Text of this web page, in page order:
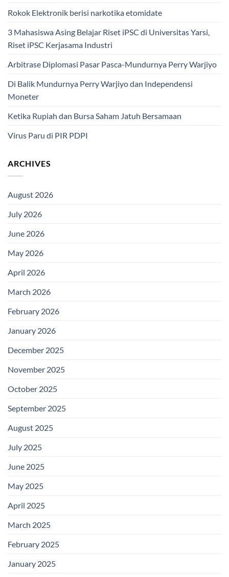
Rokok Elektronik berisi narkotika etomidate
3 Mahasiswa Asing Belajar Riset iPSC di Universitas Yarsi,
Riset iPSC Kerjasama Industri
Arbitrase Diplomasi Pasar Pasca-Mundurnya Perry Warjiyo
Di Balik Mundurnya Perry Warjiyo dan Independensi
Moneter
Ketika Rupiah dan Bursa Saham Jatuh Bersamaan
Virus Paru di PIR PDPI
ARCHIVES
August 2026
July 2026
June 2026
May 2026
April 2026
March 2026
February 2026
January 2026
December 2025
November 2025
October 2025
September 2025
August 2025
July 2025
June 2025
May 2025
April 2025
March 2025
February 2025
January 2025